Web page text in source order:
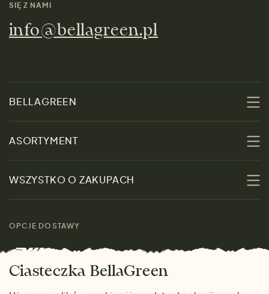
SIĘ Z NAMI
info@bellagreen.pl
BELLAGREEN
Zrównoważoność
Skontaktuj się z nami
Marki
ASORTYMENT
Kobiety
Mężczyźni
Prezenty
WSZYSTKO O ZAKUPACH
rozmiarach
Zwrot towaru
OPCJE DOSTAWY
Ciasteczka BellaGreen